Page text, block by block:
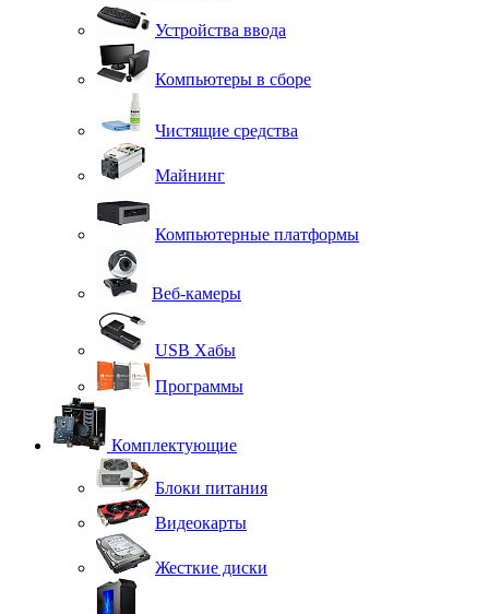
Устройства ввода
Компьютеры в сборе
Чистящие средства
Майнинг
Компьютерные платформы
Веб-камеры
USB Хабы
Программы
Комплектующие
Блоки питания
Видеокарты
Жесткие диски